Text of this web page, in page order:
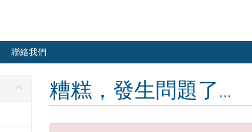
聯絡我們
糟糕，發生問題了...